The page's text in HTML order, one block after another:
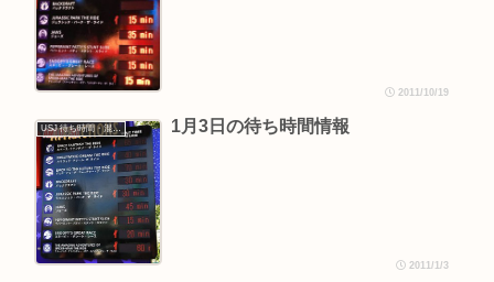
2011/10/19
USJ 待ち時間・混雑情報 1月3日の待ち時間情報
2011/1/3